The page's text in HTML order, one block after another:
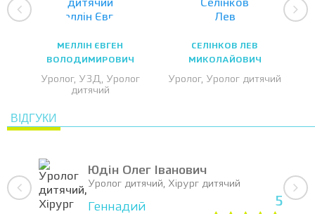
МЕЛЛІН ЄВГЕН
ВОЛОДИМИРОВИЧ
Уролог, УЗД, Уролог
дитячий
СЕЛІНКОВ ЛЕВ
МИКОЛАЙОВИЧ
Уролог, Уролог дитячий
ВІДГУКИ
Юдін Олег Іванович
Уролог дитячий, Хірург дитячий
Геннадий 5